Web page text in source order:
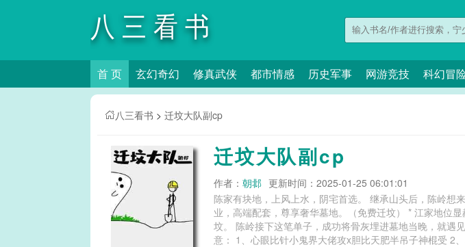
八三看书
首 页 玄幻奇幻 修真武侠 都市情感 历史军事 网游竞技 科幻冒
八三看书 > 迁坟大队副cp
迁坟大队副cp
作者： 朝邶 更新时间：2025-01-25 06:01:01
陈家有块地，上风上水，阴宅首选。 继承山头后，陈岭
业，高端配套，尊享奢华墓地。（免费迁坟） * 江家地位
坟。 陈岭接下这笔单子，成功将骨灰埋进墓地当晚，就遇
意： 1、心眼比针小鬼界大佬攻x胆比天肥半吊子神棍受 2